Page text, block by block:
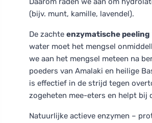
(bijv. munt, kamille, lavendel).
De zachte enzymatische peeling
water moet het mengsel
we aan het mengsel meteen na
poeders van Amalaki en heilige
is effectief in de strijd tegen
zogeheten mee-eters en helpt bij
Natuurlijke actieve enzymen –